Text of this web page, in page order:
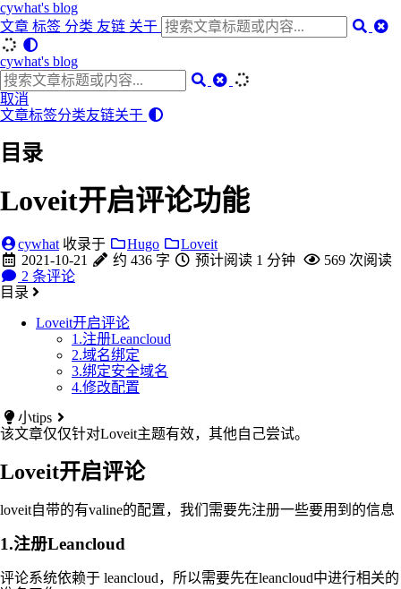
cywhat's blog
文章 标签 分类 友链 关于
cywhat's blog
取消
文章标签分类友链关于
目录
Loveit开启评论功能
cywhat 收录于 Hugo
Loveit
2021-10-21
约 436 字 预计阅读 1 分钟 569 次阅读
2 条评论
目录
Loveit开启评论
1.注册Leancloud
2.域名绑定
3.绑定安全域名
4.修改配置
小tips
该文章仅仅针对Loveit主题有效，其他自己尝试。
Loveit开启评论
loveit自带的有valine的配置，我们需要先注册一些要用到的信息
1.注册Leancloud
评论系统依赖于 leancloud，所以需要先在leancloud中进行相关的